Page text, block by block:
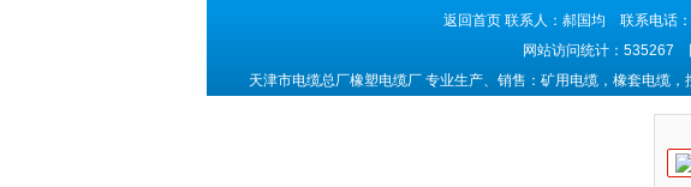
返回首页联系人：郝国均 联系电话
网站访问统计：535267
天津市电缆总厂橡塑电缆厂 专业生产、销售：矿用电缆，橡套电缆